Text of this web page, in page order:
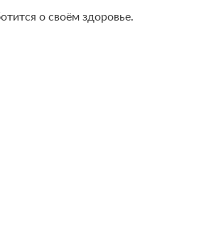
о своём здоровье.